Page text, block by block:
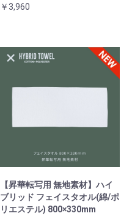
￥3,960
【昇華転写用 無地素材】ハイ
ブリッド フェイスタオル(綿/ポ
リエステル) 800×330mm